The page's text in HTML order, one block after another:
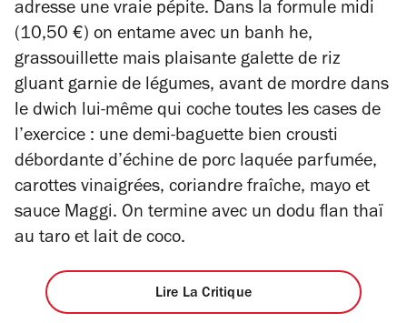
adresse une vraie pépite. Dans la formule midi
(10,50 €) on entame avec un banh he,
grassouillette mais plaisante galette de riz
gluant garnie de légumes, avant de mordre dans
le dwich lui-même qui coche toutes les cases de
l’exercice : une demi-baguette bien crousti
débordante d’échine de porc laquée parfumée,
carottes vinaigrées, coriandre fraîche, mayo et
sauce Maggi. On termine avec un dodu flan thaï
au taro et lait de coco.
Lire La Critique